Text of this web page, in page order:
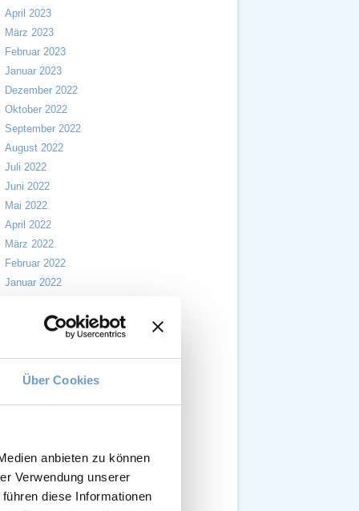
Über Cookies
anbieten zu können
Verwendung unserer
diese Informationen
April 2023
März 2023
Februar 2023
Januar 2023
Dezember 2022
Oktober 2022
September 2022
August 2022
Juli 2022
Juni 2022
Mai 2022
April 2022
März 2022
Februar 2022
Januar 2022
November 2021
Oktober 2021
September 2021
August 2021
April 2021
März 2021
Februar 2021